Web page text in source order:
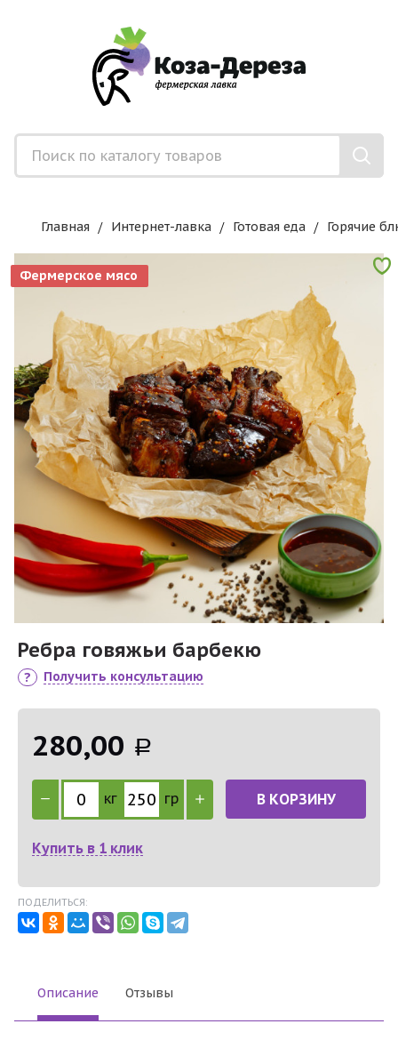
Главная Интернет-лавка Готовая еда Горячие
Фермерское мясо
Ребра говяжьи барбекю
Получить консультацию
280,00 Р
кг гр В КОРЗИНУ
Купить в 1 клик
ПОДЕЛИТЬСЯ:
Описание Отзывы